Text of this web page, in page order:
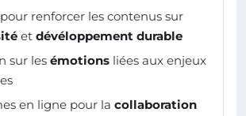
renforcer les contenus sur
et dévéloppement durable
sur les émotions liées aux enjeux
en ligne pour la collaboration